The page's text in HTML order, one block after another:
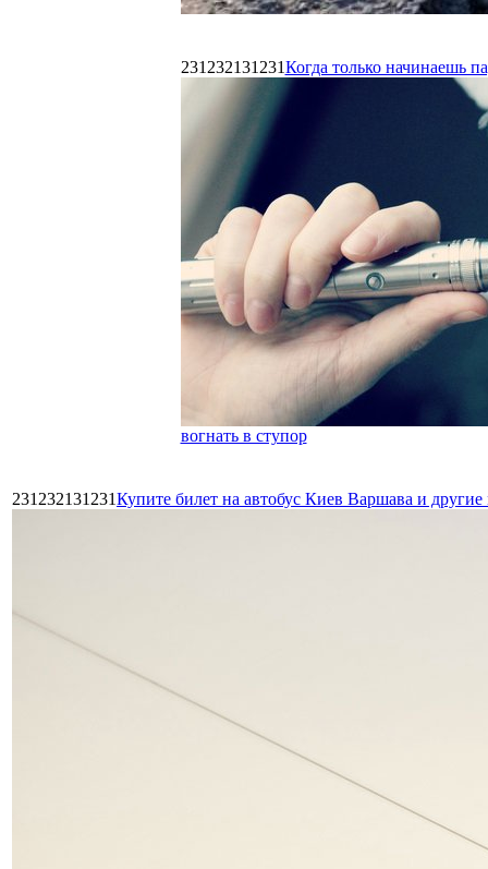
231232131231Когда только начинаешь
вогнать в ступор
231232131231Купите билет на автобус Киев Варшава и